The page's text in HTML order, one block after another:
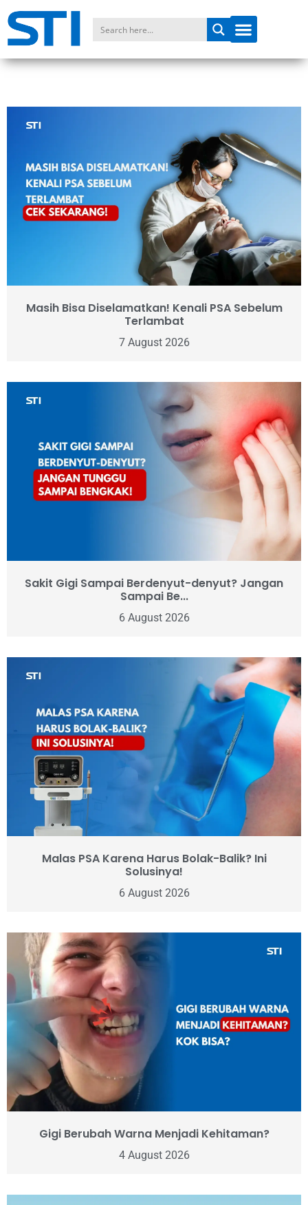
Masih Bisa Diselamatkan! Kenali PSA Sebelum
Terlambat
7 August 2026
Sakit Gigi Sampai Berdenyut-denyut? Jangan
Sampai Be...
6 August 2026
Malas PSA Karena Harus Bolak-Balik? Ini
Solusinya!
6 August 2026
Gigi Berubah Warna Menjadi Kehitaman?
4 August 2026